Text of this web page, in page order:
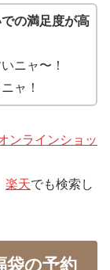
での満足度が高
ニャ〜！
ャ！
ンラインショッ
楽天でも検索し
袋の予約